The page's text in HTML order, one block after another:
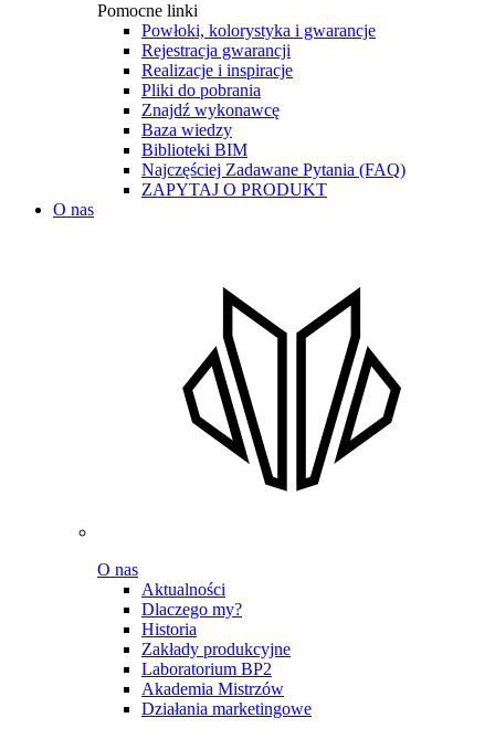
Pomocne linki
Powłoki, kolorystyka i gwarancje
Rejestracja gwarancji
Realizacje i inspiracje
Pliki do pobrania
Znajdź wykonawcę
Baza wiedzy
Biblioteki BIM
Najczęściej Zadawane Pytania (FAQ)
ZAPYTAJ O PRODUKT
O nas
O nas
Aktualności
Dlaczego my?
Historia
Zakłady produkcyjne
Laboratorium BP2
Akademia Mistrzów
Działania marketingowe